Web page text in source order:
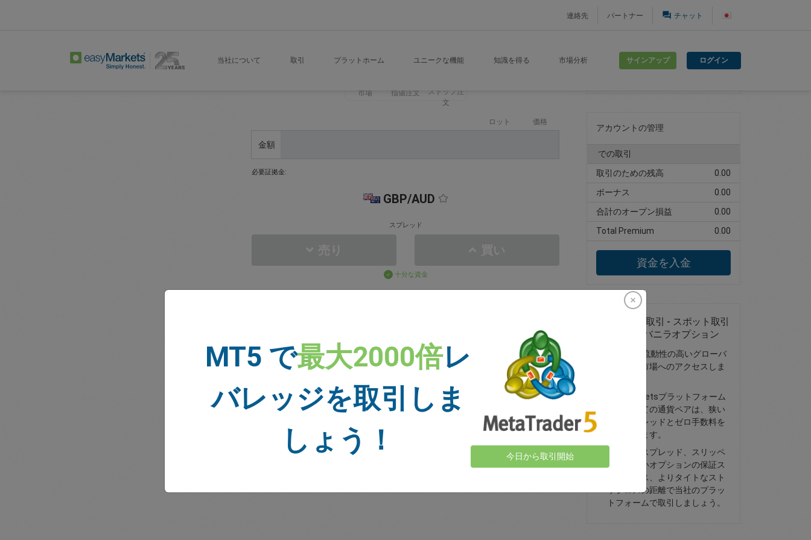
連絡先 パートナー question_answer チャット
当社について 取引 プラットホーム ユニークな機能 知識を得る 市場分析 サインアップ ログイン
市場 指値注文
ストップ注
文
ロット 価格
金額
必要証拠金:
GBP/AUD
スプレッド
十分な資金
市場ニュース
詳細を表示＞
取引アカウントの作成
アカウントの管理
での取引
取引のための残高
0.00
ボーナス
0.00
合計のオープン損益
0.00
Total Premium
0.00
資金を入金
GBP/AUDの取引 - スポット取引
または為替バニラオプション
FX取引と流動性の高いグローバ
ルな金融市場へのアクセスしま
easyMarketsプラットフォーム
上のすべての通貨ペアは、狭い
固定スプレッドとゼロ手数料を
持っています。
より低いスプレッド、スリッペ
ージのないオプションの保証ス
トップロス、よりタイトなスト
ップロスの距離で当社のプラッ
トフォームで取引しましょう。
MT5 で最大2000倍レ
バレッジを取引しま
しょう！
今日から取引開始